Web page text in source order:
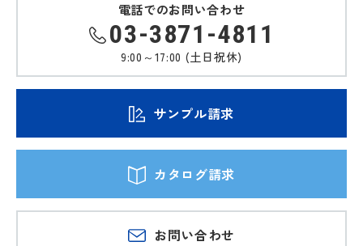
電話でのお問い合わせ
03-3871-4811
9:00～17:00 (土日祝休)
サンプル請求
カタログ請求
お問い合わせ